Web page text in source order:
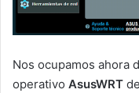
Nos ocupamos ahora
operativo AsusWRT